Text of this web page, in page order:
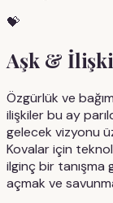
💝
Aşk &
Özgürlük ve
ilişkiler bu ay
gelecek vizyonu
Kovalar için
ilginç bir tanışma
açmak ve